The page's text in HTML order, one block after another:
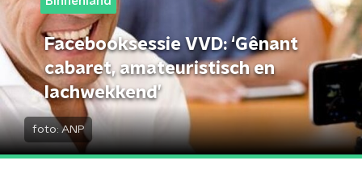
Facebooksessie VVD: ‘Gênant
cabaret, amateuristisch en
lachwekkend’
foto: ANP